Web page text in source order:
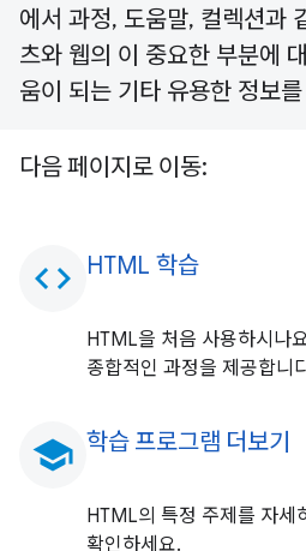
에서 과정, 도움말, 컬렉션과
츠와 웹의 이 중요한 부분에
움이 되는 기타 유용한 정보
다음 페이지로 이동:
code HTML 학습
HTML을 처음 사용하시나
종합적인 과정을 제공합니
school 학습 프로그램 더보기
HTML의 특정 주제를 자세
확인하세요.